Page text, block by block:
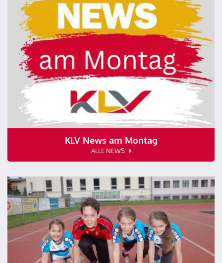
KLV News am Montag
ALLE NEWS